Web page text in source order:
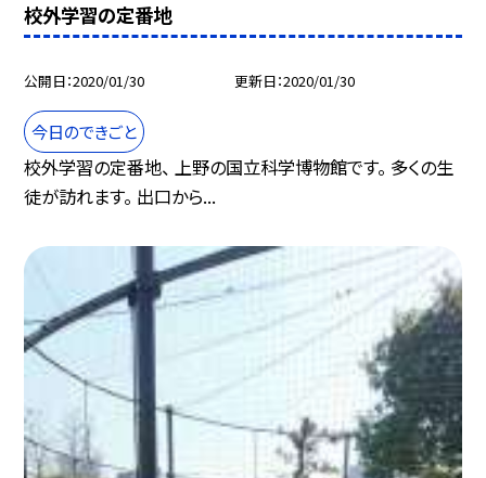
校外学習の定番地
公開日 2020/01/30 更新日 2020/01/30
今日のできごと
校外学習の定番地、 上野の国立科学博物館です。 多くの生
徒が訪れます。 出口から...